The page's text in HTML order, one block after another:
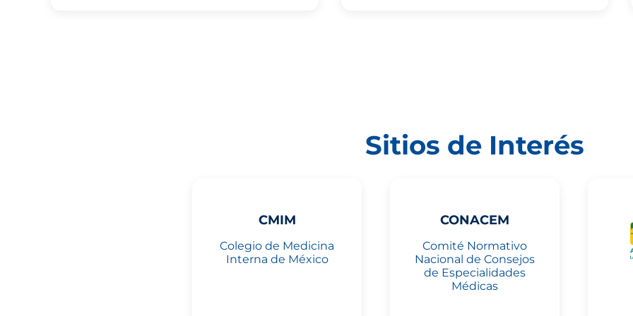
Sitios de Interés
CMIM
Colegio de Medicina
Interna de México
CONACEM
Comité Normativo
Nacional de Consejos
de Especialidades
Médicas